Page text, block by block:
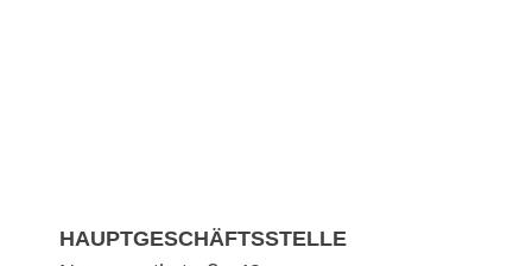
HAUPTGESCHÄFTSSTELLE